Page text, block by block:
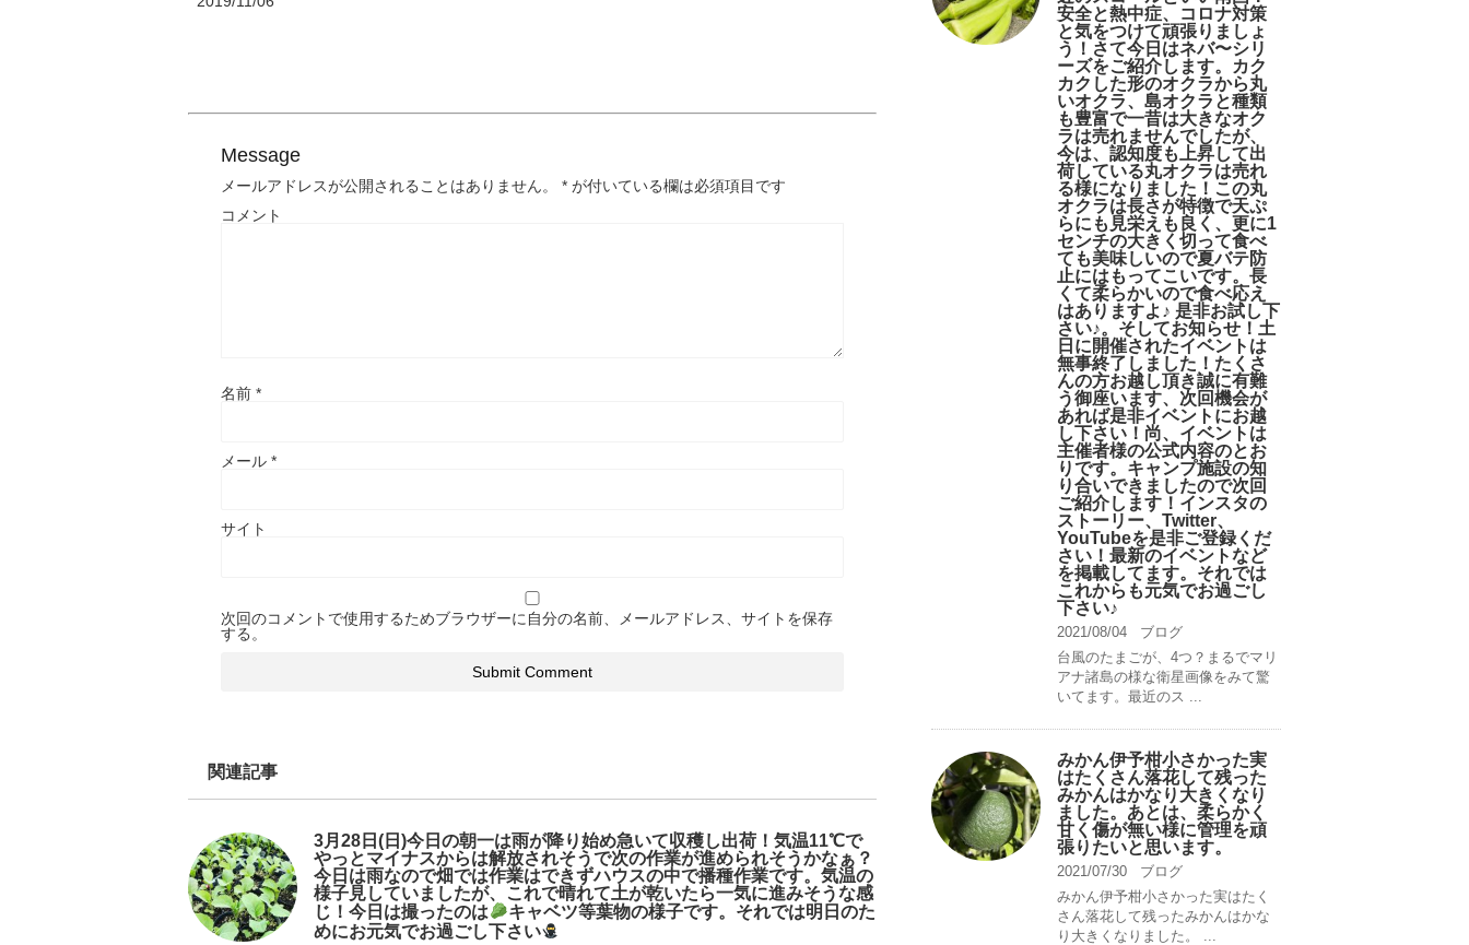
Message
メールアドレスが公開されることはありません。 * が付いている欄は必須項目です
コメント
名前 *
メール *
サイト
次回のコメントで使用するためブラウザーに自分の名前、メールアドレス、サイトを保存
する。
関連記事
3月28日(日)今日の朝一は雨が降り始め急いて収穫し出荷！気温11℃で
やっとマイナスからは解放されそうで次の作業が進められそうかなぁ？
今日は雨なので畑では作業はできずハウスの中で播種作業です。気温の
様子見していましたが、これで晴れて土が乾いたら一気に進みそうな感
じ！今日は撮ったのは
キャベツ等葉物の様子です。それでは明日のた
めにお元気でお過ごし下さい
安全と熱中症、コロナ対策
と気をつけて頑張りましょ
う！さて今日はネバ〜シリ
ーズをご紹介します。カク
カクした形のオクラから丸
いオクラ、島オクラと種類
も豊富で一昔は大きなオク
ラは売れませんでしたが、
今は、認知度も上昇して出
荷している丸オクラは売れ
る様になりました！この丸
オクラは長さが特徴で天ぷ
らにも見栄えも良く、更に1
センチの大きく切って食べ
ても美味しいので夏バテ防
止にはもってこいです。長
くて柔らかいので食べ応え
はありますよ♪ 是非お試し下
さい♪。そしてお知らせ！土
日に開催されたイベントは
無事終了しました！たくさ
んの方お越し頂き誠に有難
う御座います、次回機会が
あれば是非イベントにお越
し下さい！尚、イベントは
主催者様の公式内容のとお
りです。キャンプ️施設の知
り合いできましたので次回
ご紹介します！インスタの
ストーリー、Twitter、
YouTubeを是非ご登録くだ
さい！最新のイベントなど
を掲載してます。それでは
これからも元気でお過ごし
下さい♪
2021/08/04
ブログ
台風のたまごが、4つ？まるでマリ
アナ諸島の様な衛星画像をみて驚
いてます。最近のス ...
みかん伊予柑小さかった実
はたくさん落花して残った
みかんはかなり大きくなり
ました。あとは、柔らかく
甘く傷が無い様に管理を頑
張りたいと思います。
2021/07/30
ブログ
みかん伊予柑小さかった実はたく
さん落花して残ったみかんはかな
り大きくなりました。 ...